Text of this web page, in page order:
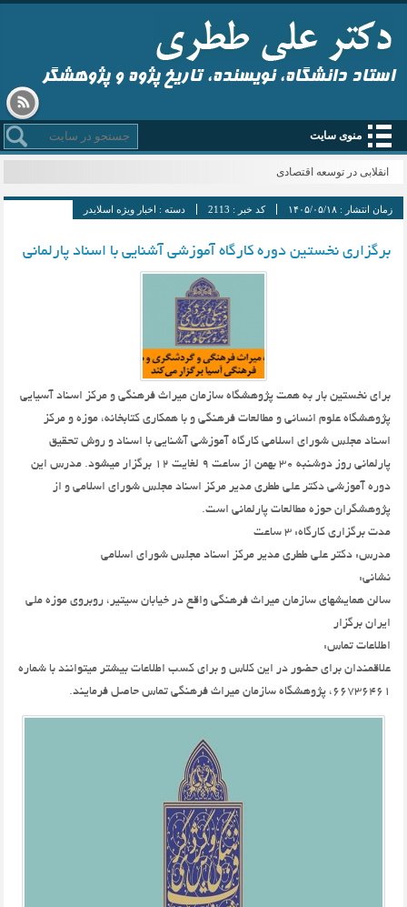
استاد دانشگاه، نویسنده، تاریخ پژوه و پژوهشگر
منوی سایت
قم _
زمان انتشار : ۱۴۰۵/۰۵/۱۸ کد خبر : 2113 دسته : اخبار ویژه اسلایدر
برگزاری نخستین دوره کارگاه آموزشی آشنایی با اسناد پارلمانی
برای نخستین بار به همت پژوهشگاه سازمان میراث فرهنگی و مرکز اسناد آسیایی
پژوهشگاه علوم انسانی و مطالعات فرهنگی و با همکاری کتابخانه، موزه و مرکز
اسناد مجلس شورای اسلامی کارگاه آموزشی آشنایی با اسناد و روش تحقیق
پارلمانی روز دوشنبه 30 بهمن از ساعت 9 لغایت 12 برگزار می­شود. مدرس این
دوره آموزشی دکتر علی ططری مدیر مرکز اسناد مجلس شورای اسلامی و از
پژوهشگران حوزه مطالعات پارلمانی است.
مدت برگزاری کارگاه: 3 ساعت
مدرس: دکتر علی ططری مدیر مرکز اسناد مجلس شورای اسلامی
نشانی:
سالن همایش­های سازمان میراث فرهنگی واقع در خیابان سی­تیر، روبروی موزه ملی
ایران برگزار
اطلاعات تماس:
علاقمندان برای حضور در این کلاس و برای کسب اطلاعات بیشتر می­توانند با شماره
66736461، پژوهشگاه سازمان میراث فرهنگی تماس حاصل فرمایند.